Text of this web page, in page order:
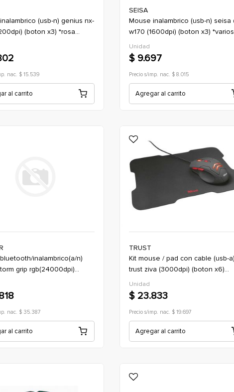
(boton x3) *rosa
nac. $ 15.539
al carrito
SEISA
mouse inalambrico (usb-n) seisa dn-
w170 (1600dpi) (boton x3) *varios
colores (oficina)
Unidad
$ 9.697
Precio s/imp. nac. $ 8.015
Agregar al carrito
grip rgb(24000dpi)
x9)
nac. $ 35.387
al carrito
TRUST
kit mouse / pad con cable (usb-a)
trust ziva (3000dpi) (boton x6)
*negro (gaming)
Unidad
$ 23.833
Precio s/imp. nac. $ 19.697
Agregar al carrito